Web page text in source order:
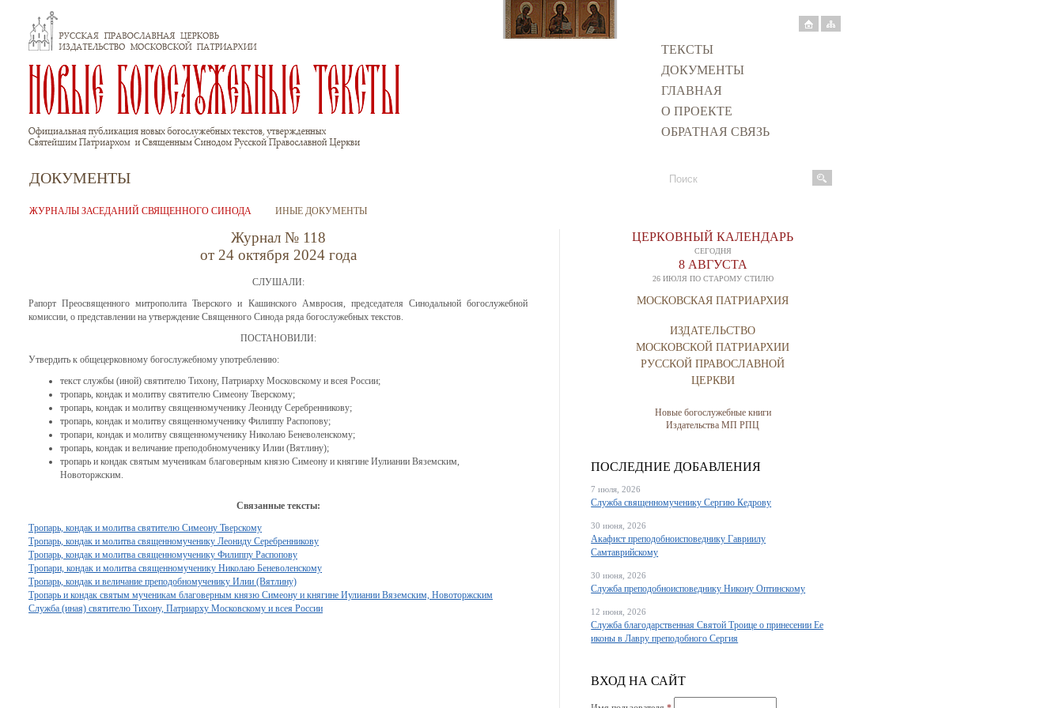
ТЕКСТЫ
ДОКУМЕНТЫ
ГЛАВНАЯ
О ПРОЕКТЕ
ОБРАТНАЯ СВЯЗЬ
Форма поиска
Поиск
ДОКУМЕНТЫ
ЖУРНАЛЫ ЗАСЕДАНИЙ СВЯЩЕННОГО СИНОДА ИНЫЕ ДОКУМЕНТЫ
Журнал № 118
от 24 октября 2024 года
СЛУШАЛИ:
Рапорт Преосвященного митрополита Тверского и Кашинского Амвросия, председателя Синодальной богослужебной
комиссии, о представлении на утверждение Священного Синода ряда богослужебных текстов.
ПОСТАНОВИЛИ:
Утвердить к общецерковному богослужебному употреблению:
текст службы (иной) святителю Тихону, Патриарху Московскому и всея России;
тропарь, кондак и молитву святителю Симеону Тверскому;
тропарь, кондак и молитву священномученику Леониду Серебренникову;
тропарь, кондак и молитву священномученику Филиппу Распопову;
тропари, кондак и молитву священномученику Николаю Беневоленскому;
тропарь, кондак и величание преподобномученику Илии (Вятлину);
тропарь и кондак святым мученикам благоверным князю Симеону и княгине Иулиании Вяземским,
Новоторжским.
Связанные тексты:
Тропарь, кондак и молитва святителю Симеону Тверскому
Тропарь, кондак и молитва священномученику Леониду Серебренникову
Тропарь, кондак и молитва священномученику Филиппу Распопову
Тропари, кондак и молитва священномученику Николаю Беневоленскому
Тропарь, кондак и величание преподобномученику Илии (Вятлину)
Тропарь и кондак святым мученикам благоверным князю Симеону и княгине Иулиании Вяземским, Новоторжским
Служба (иная) святителю Тихону, Патриарху Московскому и всея России
ЦЕРКОВНЫЙ КАЛЕНДАРЬ
СЕГОДНЯ
8 АВГУСТА
26 ИЮЛЯ ПО СТАРОМУ СТИЛЮ
МОСКОВСКАЯ ПАТРИАРХИЯ
ИЗДАТЕЛЬСТВО
МОСКОВСКОЙ ПАТРИАРХИИ
РУССКОЙ ПРАВОСЛАВНОЙ
ЦЕРКВИ
Новые богослужебные книги
Издательства МП РПЦ
ПОСЛЕДНИЕ ДОБАВЛЕНИЯ
7 июля, 2026
Служба священномученику Сергию Кедрову
30 июня, 2026
Акафист преподобноисповеднику Гавриилу
Самтаврийскому
30 июня, 2026
Служба преподобноисповеднику Никону Оптинскому
12 июня, 2026
Служба благодарственная Святой Троице о принесении Ее
иконы в Лавру преподобного Сергия
ВХОД НА САЙТ